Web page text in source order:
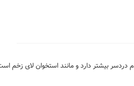
دردسر بیشتر دارد و مانند استخوان لای زخم